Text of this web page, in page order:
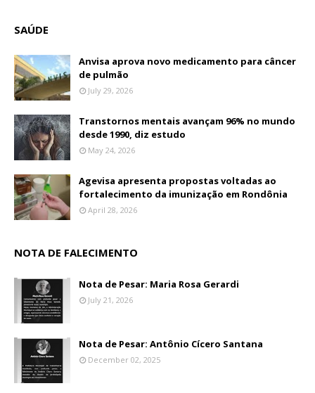
SAÚDE
Anvisa aprova novo medicamento para câncer
de pulmão
July 29, 2026
Transtornos mentais avançam 96% no mundo
desde 1990, diz estudo
May 24, 2026
Agevisa apresenta propostas voltadas ao
fortalecimento da imunização em Rondônia
April 28, 2026
NOTA DE FALECIMENTO
Nota de Pesar: Maria Rosa Gerardi
July 21, 2026
Nota de Pesar: Antônio Cícero Santana
December 02, 2025